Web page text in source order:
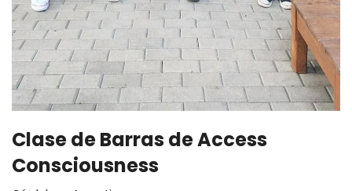
Clase de Barras de Access
Consciousness